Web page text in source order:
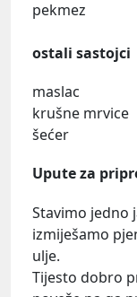
pekmez
ostali sastojci
maslac
krušne mrvice
šećer
Upute za
Stavimo jedno
izmiješamo
ulje.
Tijesto dobro